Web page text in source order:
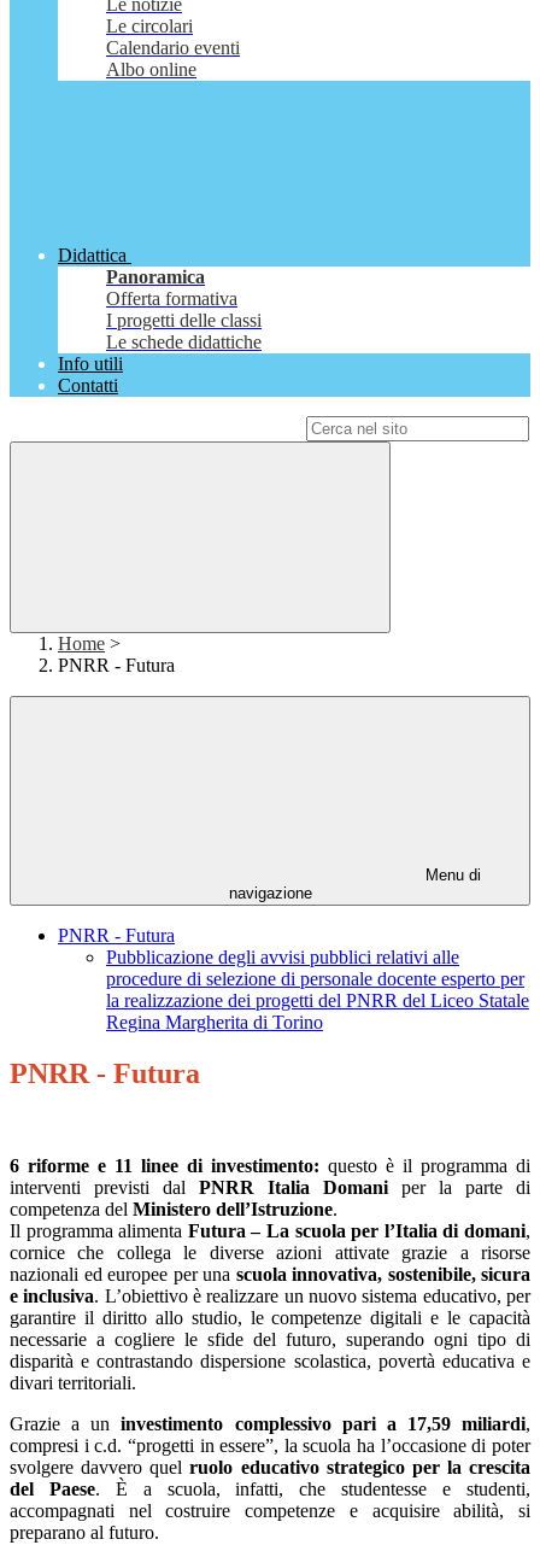
Le notizie
Le circolari
Calendario eventi
Albo online
Didattica
Panoramica
Offerta formativa
I progetti delle classi
Le schede didattiche
Info utili
Contatti
Home >
PNRR - Futura
Menu di
navigazione
PNRR - Futura
Pubblicazione degli avvisi pubblici relativi alle
procedure di selezione di personale docente esperto per
la realizzazione dei progetti del PNRR del Liceo Statale
Regina Margherita di Torino
PNRR - Futura
6 riforme e 11 linee di investimento: questo è il programma di
interventi previsti dal
PNRR Italia Domani
per la parte di
competenza del Ministero dell’Istruzione.
Il programma alimenta Futura – La scuola per l’Italia di domani,
cornice che collega le diverse azioni attivate grazie a risorse
nazionali ed europee per una scuola innovativa, sostenibile, sicura
e inclusiva. L’obiettivo è realizzare un nuovo sistema educativo, per
garantire il diritto allo studio, le competenze digitali e le capacità
necessarie a cogliere le sfide del futuro, superando ogni tipo di
disparità e contrastando dispersione scolastica, povertà educativa e
divari territoriali.
Grazie a un
investimento complessivo pari a 17,59 miliardi,
compresi i c.d. “progetti in essere”, la scuola ha l’occasione di poter
svolgere davvero quel ruolo educativo strategico per la crescita
del Paese. È a scuola, infatti, che studentesse e studenti,
accompagnati nel costruire competenze e acquisire abilità, si
preparano al futuro.